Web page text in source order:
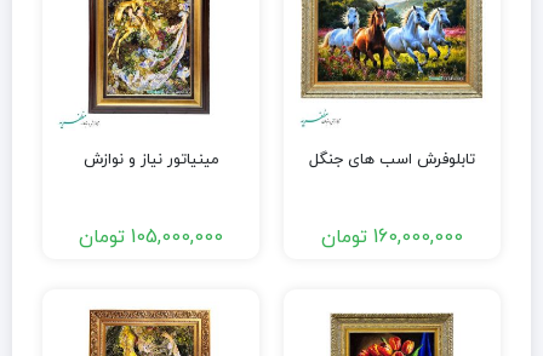
تابلوفرش اسب های جنگل
160,000,000 تومان
مینیاتور نیاز و نوازش
105,000,000 تومان